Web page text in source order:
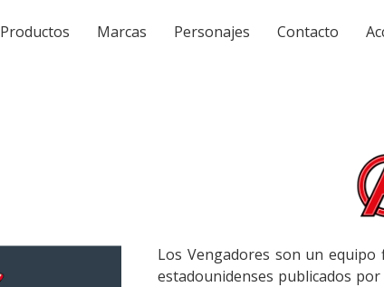
Productos Marcas Personajes Contacto
Los Vengadores son un equipo
estadounidenses publicados